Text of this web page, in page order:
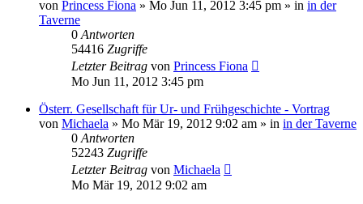
von Princess Fiona » Mo Jun 11, 2012 3:45 pm » in in der
Taverne
0 Antworten
54416 Zugriffe
Letzter Beitrag von Princess Fiona
Mo Jun 11, 2012 3:45 pm
Österr. Gesellschaft für Ur- und Frühgeschichte - Vortrag
von Michaela » Mo Mär 19, 2012 9:02 am » in in der Taverne
0 Antworten
52243 Zugriffe
Letzter Beitrag von Michaela
Mo Mär 19, 2012 9:02 am